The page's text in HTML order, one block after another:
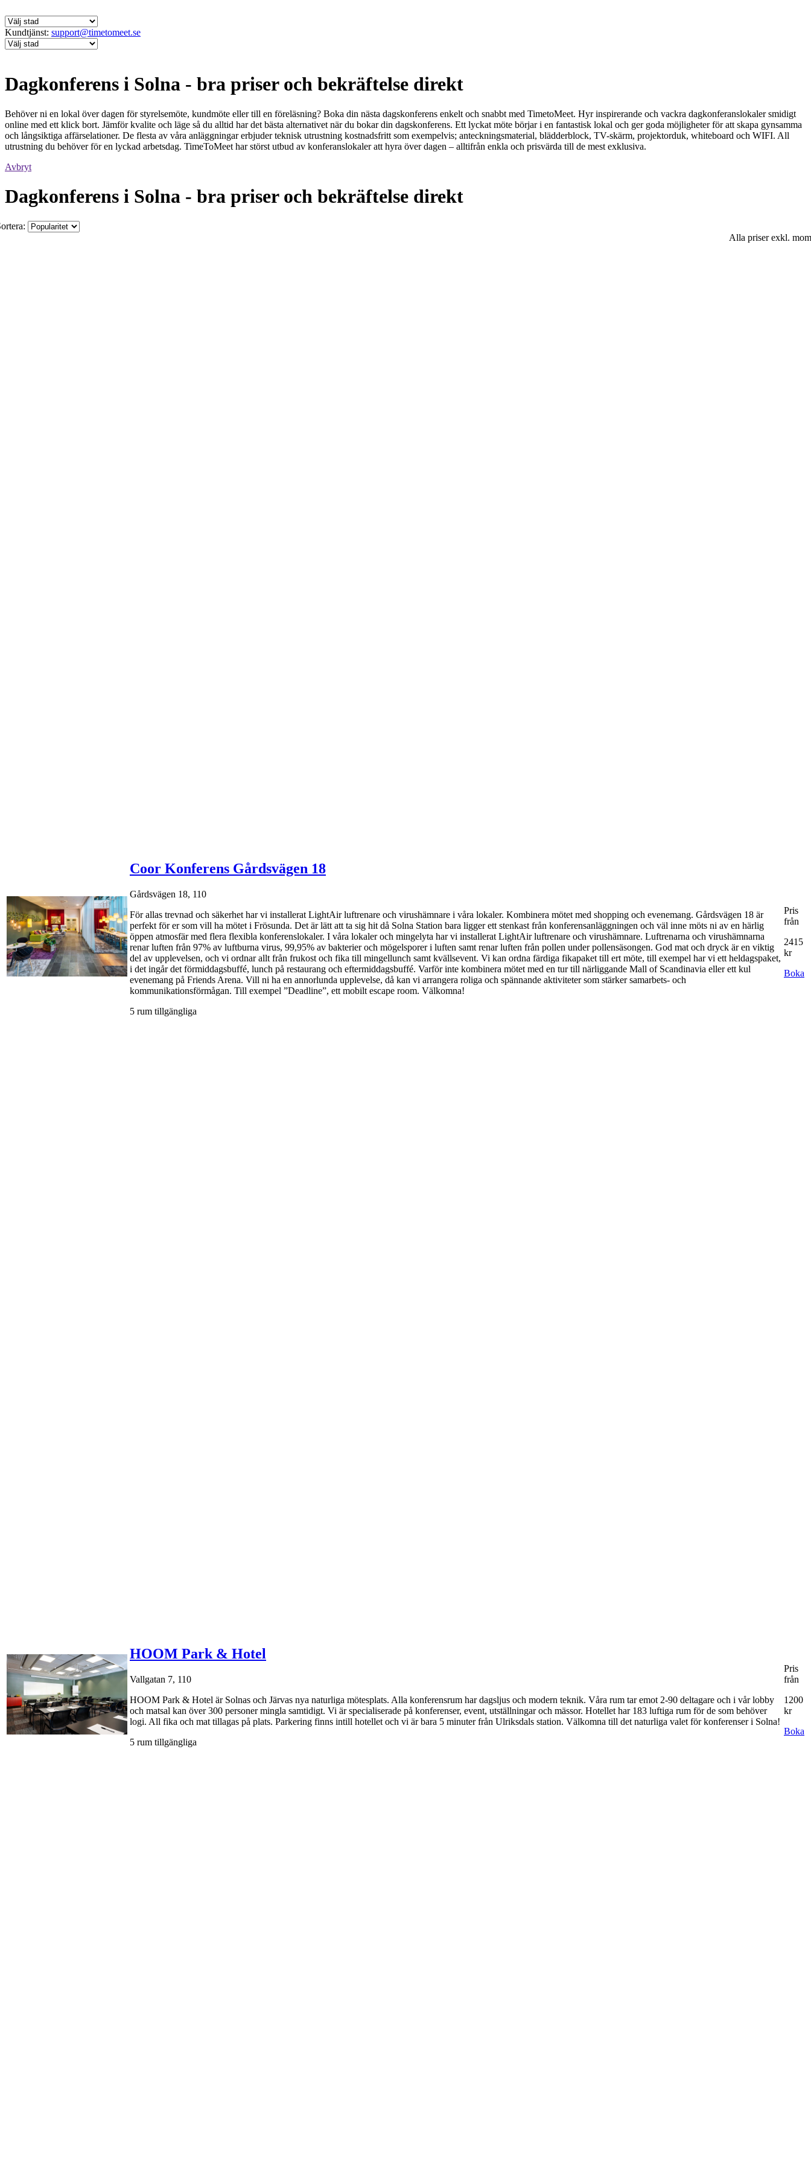
Kundtjänst: support@timetomeet.se
Dagkonferens i Solna - bra priser och bekräftelse direkt
Behöver ni en lokal över dagen för styrelsemöte, kundmöte eller till en föreläsning? Boka din nästa dagskonferens enkelt och snabbt med TimetoMeet. Hyr inspirerande och vackra dagkonferanslokaler smidigt
online med ett klick bort. Jämför kvalite och läge så du alltid har det bästa alternativet när du bokar din dagskonferens. Ett lyckat möte börjar i en fantastisk lokal och ger goda möjligheter för att skapa gynsamma
och långsiktiga affärselationer. De flesta av våra anläggningar erbjuder teknisk utrustning kostnadsfritt som exempelvis; anteckningsmaterial, blädderblock, TV-skärm, projektorduk, whiteboard och WIFI. All
utrustning du behöver för en lyckad arbetsdag. TimeToMeet har störst utbud av konferanslokaler att hyra över dagen – alltifrån enkla och prisvärda till de mest exklusiva.
Avbryt
Dagkonferens i Solna - bra priser och bekräftelse direkt
Alla priser exkl.
Coor Konferens Gårdsvägen 18
Gårdsvägen 18, 110
För allas trevnad och säkerhet har vi installerat LightAir luftrenare och virushämnare i våra lokaler. Kombinera mötet med shopping och evenemang. Gårdsvägen 18 är
perfekt för er som vill ha mötet i Frösunda. Det är lätt att ta sig hit då Solna Station bara ligger ett stenkast från konferensanläggningen och väl inne möts ni av en härlig
öppen atmosfär med flera flexibla konferenslokaler. I våra lokaler och mingelyta har vi installerat LightAir luftrenare och virushämnare. Luftrenarna och virushämnarna
renar luften från 97% av luftburna virus, 99,95% av bakterier och mögelsporer i luften samt renar luften från pollen under pollensäsongen. God mat och dryck är en viktig
del av upplevelsen, och vi ordnar allt från frukost och fika till mingellunch samt kvällsevent. Vi kan ordna färdiga fikapaket till ert möte, till exempel har vi ett heldagspaket,
i det ingår det förmiddagsbuffé, lunch på restaurang och eftermiddagsbuffé. Varför inte kombinera mötet med en tur till närliggande Mall of Scandinavia eller ett kul
evenemang på Friends Arena. Vill ni ha en annorlunda upplevelse, då kan vi arrangera roliga och spännande aktiviteter som stärker samarbets- och
kommunikationsförmågan. Till exempel ”Deadline”, ett mobilt escape room. Välkomna!
5 rum tillgängliga
Pris
från
2415
kr
Boka
HOOM Park & Hotel
Vallgatan 7, 110
HOOM Park & Hotel är Solnas och Järvas nya naturliga mötesplats. Alla konferensrum har dagsljus och modern teknik. Våra rum tar emot 2-90 deltagare och i vår lobby
och matsal kan över 300 personer mingla samtidigt. Vi är specialiserade på konferenser, event, utställningar och mässor. Hotellet har 183 luftiga rum för de som behöver
logi. All fika och mat tillagas på plats. Parkering finns intill hotellet och vi är bara 5 minuter från Ulriksdals station. Välkomna till det naturliga valet för konferenser i Solna!
5 rum tillgängliga
Pris
från
1200
kr
Boka